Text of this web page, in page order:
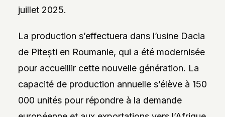
juillet 2025.
La production s’effectuera dans l’usine Dacia
de Pitești en Roumanie, qui a été modernisée
pour accueillir cette nouvelle génération. La
capacité de production annuelle s’élève à 150
000 unités pour répondre à la demande